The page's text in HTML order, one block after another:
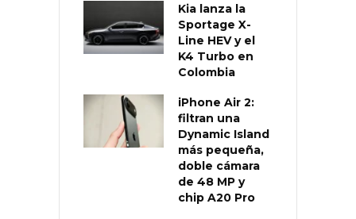
Kia lanza la
Sportage X-
Line HEV y el
K4 Turbo en
Colombia
iPhone Air 2:
filtran una
Dynamic Island
más pequeña,
doble cámara
de 48 MP y
chip A20 Pro